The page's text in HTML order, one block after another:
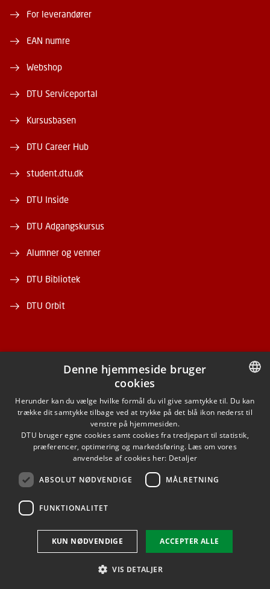
For leverandører
EAN numre
Webshop
DTU Serviceportal
Kursusbasen
DTU Career Hub
student.dtu.dk
DTU Inside
DTU Adgangskursus
Alumner og venner
DTU Bibliotek
DTU Orbit
FACEBOOK
INSTAGRAM
LINKEDIN
YOUTUBE
Tilgængelighedserklæring
DANISH
ENGLISH
Denne hjemmeside bruger
cookies
Herunder kan du vælge hvilke formål du vil give samtykke til. Du kan
trække dit samtykke tilbage ved at trykke på det blå ikon nederst til
venstre på hjemmesiden.
DTU bruger egne cookies samt cookies fra tredjepart til statistik,
præferencer, optimering og markedsføring. Læs om vores
anvendelse af cookies her: Detaljer
ABSOLUT NØDVENDIGE MÅLRETNING
FUNKTIONALITET
ACCEPTER ALLE
KUN NØDVENDIGE
VIS DETALJER